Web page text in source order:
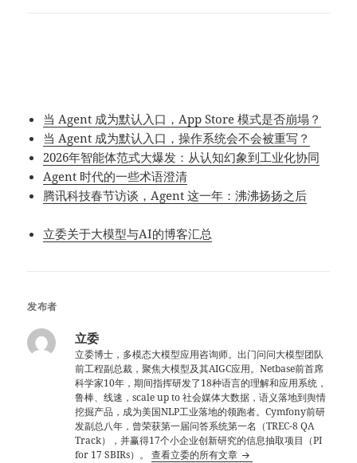
当 Agent 成为默认入口，App Store 模式是否崩塌？
当 Agent 成为默认入口，操作系统会不会被重写？
2026年智能体范式大爆发：从认知幻象到工业化协同
Agent 时代的一些术语澄清
腾讯科技春节访谈，Agent 这一年：沸沸扬扬之后
立委关于大模型与AI的博客汇总
发布者
立委
立委博士，多模态大模型应用咨询师。出门问问大模型团队
前工程副总裁，聚焦大模型及其AIGC应用。Netbase前首席
科学家10年，期间指挥研发了18种语言的理解和应用系统，
鲁棒、线速，scale up to 社会媒体大数据，语义落地到舆情
挖掘产品，成为美国NLP工业落地的领跑者。Cymfony前研
发副总八年，曾荣获第一届问答系统第一名（TREC-8 QA
Track），并赢得17个小企业创新研究的信息抽取项目（PI
for 17 SBIRs）。查看立委的所有文章